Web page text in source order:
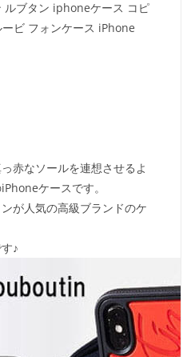
ルブタン iphoneケース コピ
ビ フォンケース iPhone
赤なソールを連想させるよ
ケースです。
が人気の高級ブランドのケ
♪